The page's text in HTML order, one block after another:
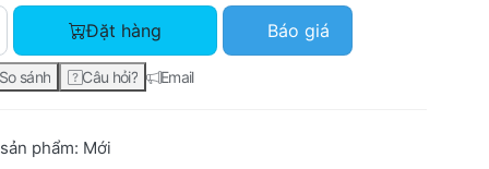
Giấy Paper One khổ A3 All Purpose Premium 80gsm với giá
Đặt hàng Báo giá
So sánh Câu hỏi? Email
phẩm: Mới